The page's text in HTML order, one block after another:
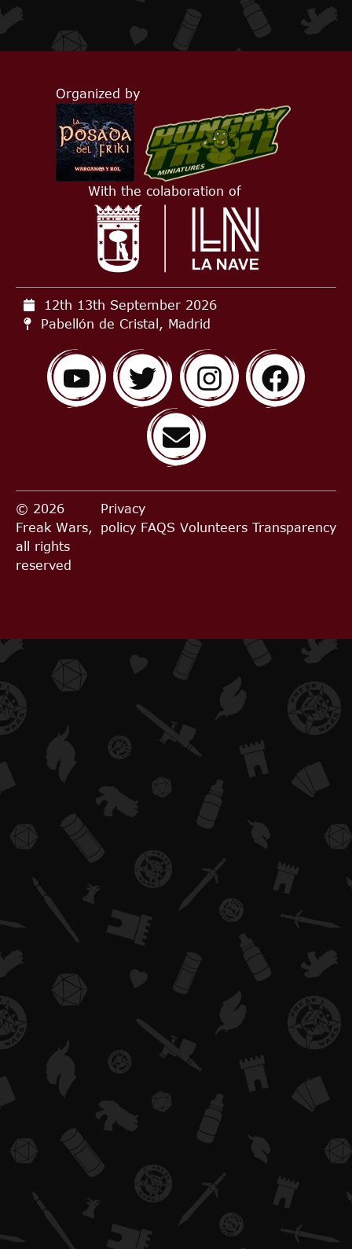
Organized by
With the colaboration of
12th 13th September 2026
Pabellón de Cristal, Madrid
© 2026
Freak Wars,
all rights
reserved
Privacy
policy FAQS Volunteers Transparency